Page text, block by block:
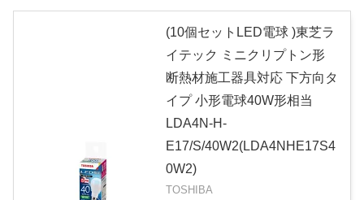
(10個セットLED電球 )東芝ラ
イテック ミニクリプトン形
断熱材施工器具対応 下方向タ
イプ 小形電球40W形相当
LDA4N-H-
E17/S/40W2(LDA4NHE17S4
0W2)
TOSHIBA